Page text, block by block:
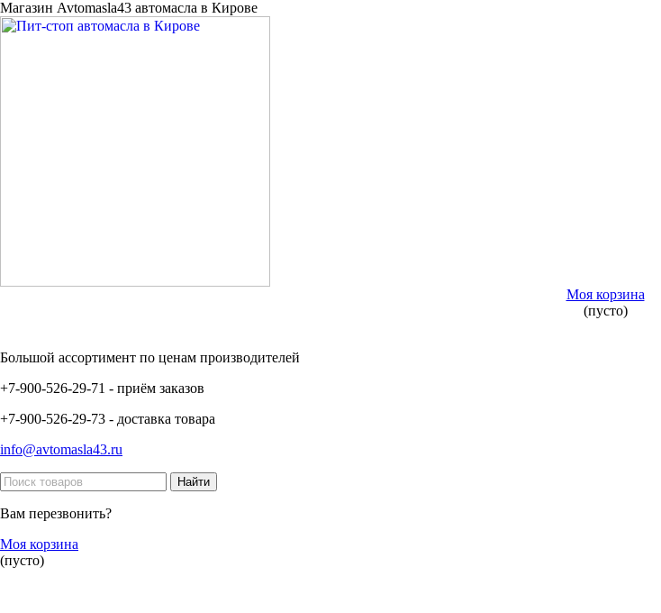
Магазин Avtomasla43 автомасла в Кирове
Моя корзина
(пусто)
Большой ассортимент по ценам производителей
+7-900-526-29-71 - приём заказов
+7-900-526-29-73 - доставка товара
info@avtomasla43.ru
Вам перезвонить?
Моя корзина
(пусто)